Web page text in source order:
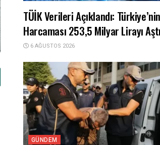
TÜİK Verileri Açıklandı:
Harcaması 253,5 Milyar Lirayı Aştı
6 AĞUSTOS 2026
GÜNDEM